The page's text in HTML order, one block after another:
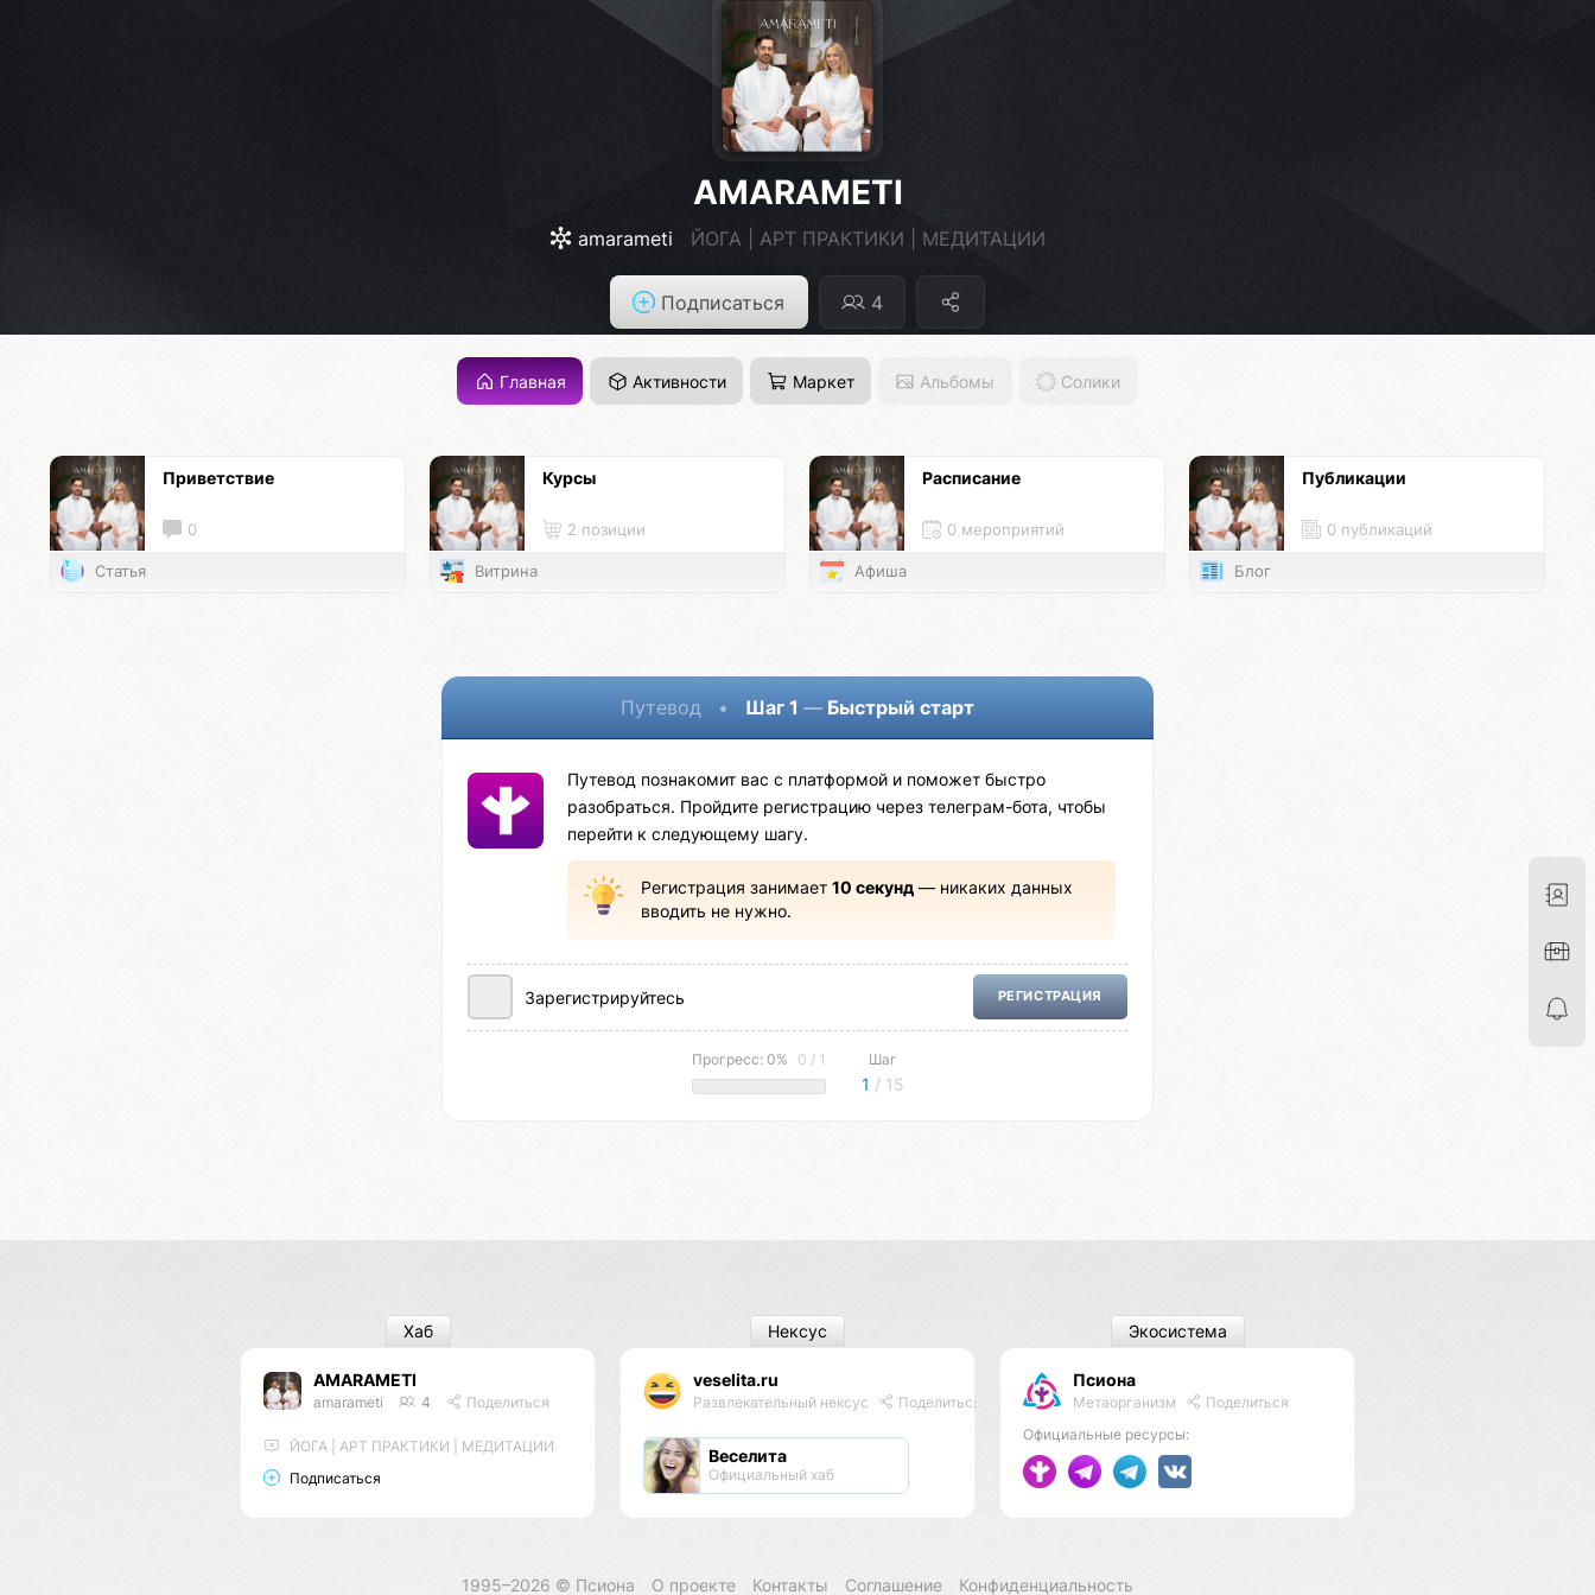
AMARAMETI
amarameti ЙОГА | АРТ ПРАКТИКИ | МЕДИТАЦИИ
Подписаться 4
Главная Активности Маркет Альбомы Солики
Приветствие
0
Статья
Курсы
2 позиции
Витрина
Расписание
0 мероприятий
Афиша
Публикации
0 публикаций
Блог
Путевод • Шаг 1 — Быстрый старт
Путевод познакомит вас с платформой и поможет быстро
разобраться. Пройдите регистрацию через телеграм-бота, чтобы
перейти к следующему шагу.
Регистрация занимает 10 секунд— никаких данных
вводить не нужно.
Зарегистрируйтесь РЕГИСТРАЦИЯ
Прогресс: 0% 0 / 1 Шаг
1 / 15
AMARAMETI
amarameti 4 Поделиться
ЙОГА | АРТ ПРАКТИКИ | МЕДИТАЦИИ
Подписаться
Хаб
veselita.ru
Развлекательный нексус Поделиться
Веселита
Официальный хаб
Нексус
Псиона
Метаорганизм
Поделиться
Официальные ресурсы:
Экосистема
1995–2026 © Псиона О проекте Контакты Соглашение Конфиденциальность